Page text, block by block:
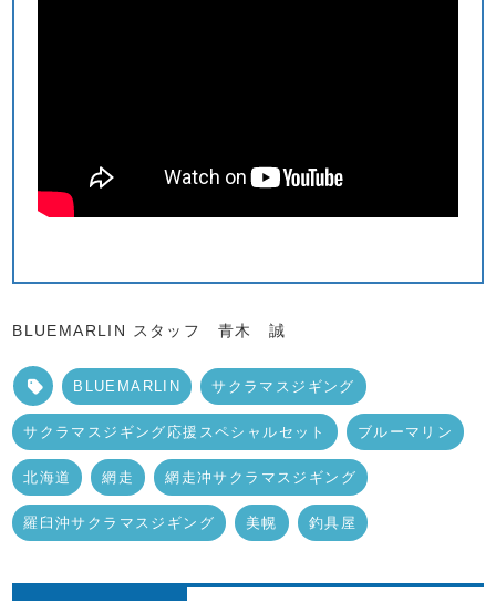
BLUEMARLIN スタッフ 青木 誠
BLUEMARLIN サクラマスジギング
サクラマスジギング応援スペシャルセット ブルーマリン
北海道 網走 網走冲サクラマスジギング
羅臼沖サクラマスジギング 美幌 釣具屋